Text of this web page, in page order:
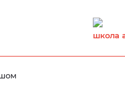
школа